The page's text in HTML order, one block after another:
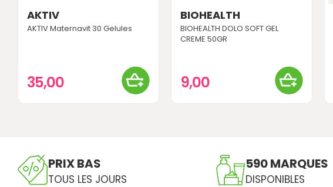
AKTIV
AKTIV Maternavit 30 Gelules
35,00
BIOHEALTH
BIOHEALTH DOLO SOFT GEL
CREME 50GR
9,00
PRIX BAS
TOUS LES JOURS
590 MARQUES
DISPONIBLES